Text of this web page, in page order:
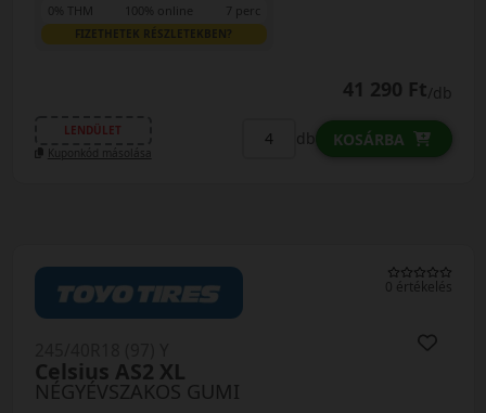
0% THM 100% online 7 perc
FIZETHETEK RÉSZLETEKBEN?
41 290 Ft/db
LENDÜLET
Kuponkód másolása
db KOSÁRBA
0 értékelés
NÉGYÉVSZAKOS GUMI
Celsius AS2 XL